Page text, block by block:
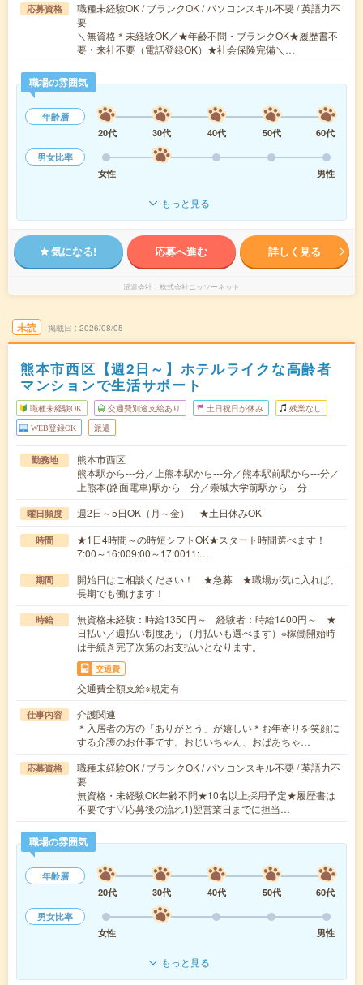
応募資格
職種未経験OK / ブランクOK / パソコンスキル不要 / 英語力不
要
＼無資格＊未経験OK／★年齢不問・ブランクOK★履歴書不
要・来社不要（電話登録OK）★社会保険完備＼…
職場の雰囲気
年齢層
20代
30代 40代 50代
60代
男女比率
女性
男性
もっと見る
気になる! 応募へ進む 詳しく見る
派遣会社 株式会社ニッソーネット
未読 掲載日 2026/08/05
熊本市西区【週2日～】ホテルライクな高齢者
マンションで生活サポート
職種未経験OK 交通費別途支給あり 土日祝日が休み 残業なし
WEB登録OK 派遣
勤務地
熊本市西区
熊本駅から---分／上熊本駅から---分／熊本駅前駅から---分／
上熊本(路面電車)駅から---分／崇城大学前駅から---分
曜日頻度 週2日～5日OK（月～金） ★土日休みOK
時間
★1日4時間～の時短シフトOK★スタート時間選べます！
7:00～16:009:00～17:0011:…
期間
開始日はご相談ください！ ★急募 ★職場が気に入れば、
長期でも働けます！
時給
無資格未経験：時給1350円～ 経験者：時給1400円～ ★
日払い／週払い制度あり（月払いも選べます）※稼働開始時
は手続き完了次第のお支払いとなります。
交通費
交通費全額支給※規定有
仕事内容
介護関連
＊入居者の方の「ありがとう」が嬉しい＊お年寄りを笑顔に
する介護のお仕事です。おじいちゃん、おばあちゃ…
応募資格
職種未経験OK / ブランクOK / パソコンスキル不要 / 英語力不
要
無資格・未経験OK年齢不問★10名以上採用予定★履歴書は
不要です▽応募後の流れ1)翌営業日までに担当…
職場の雰囲気
年齢層
20代
30代 40代 50代
60代
男女比率
女性
男性
もっと見る